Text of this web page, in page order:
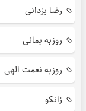
رضا یزدانی
روزبه بمانی
روزبه نعمت الهی
زانکو